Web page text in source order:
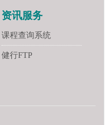
资讯服务
课程查询系统
健行FTP